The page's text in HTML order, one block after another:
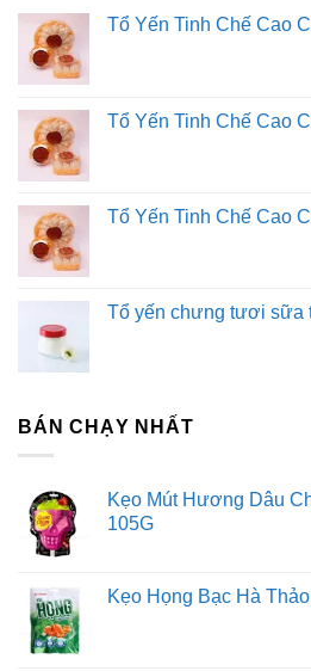
Tổ Yến Tinh Chế Cao
Tổ Yến Tinh Chế Cao
Tổ Yến Tinh Chế Cao
Tổ yến chưng tươi sữa
BÁN CHẠY NHẤT
Kẹo Mút Hương Dâu
105G
Kẹo Họng Bạc Hà